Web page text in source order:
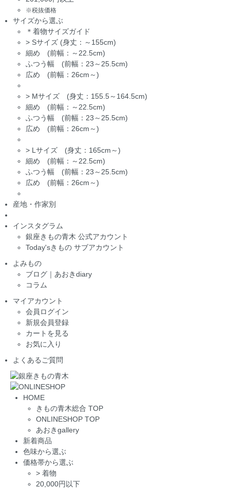
※税抜価格
サイズから選ぶ
＊着物サイズガイド
> Sサイズ (身丈：～155cm)
細め (前幅：～22.5cm)
ふつう幅 (前幅：23～25.5cm)
広め (前幅：26cm～)
> Mサイズ (身丈：155.5～164.5cm)
細め (前幅：～22.5cm)
ふつう幅 (前幅：23～25.5cm)
広め (前幅：26cm～)
> Lサイズ (身丈：165cm～)
細め (前幅：～22.5cm)
ふつう幅 (前幅：23～25.5cm)
広め (前幅：26cm～)
産地・作家別
インスタグラム
銀座きもの青木 公式アカウント
Today'sきもの サブアカウント
よみもの
ブログ｜あおきdiary
コラム
マイアカウント
会員ログイン
新規会員登録
カートを見る
お気に入り
よくあるご質問
HOME
きもの青木総合 TOP
ONLINESHOP TOP
あおきgallery
新着商品
色味から選ぶ
価格帯から選ぶ
> 着物
20,000円以下